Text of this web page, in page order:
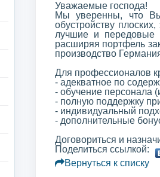
Уважаемые господа!
Мы уверенны, что
обустройству
лучшие и передовые
расширяя портфель
производство
Для профессионалов
- адекватное по
- обучение персонала
- полную поддержку
- индивидуальный
- дополнительные
Договориться и
Поделиться ссылкой:
Вернуться к списку